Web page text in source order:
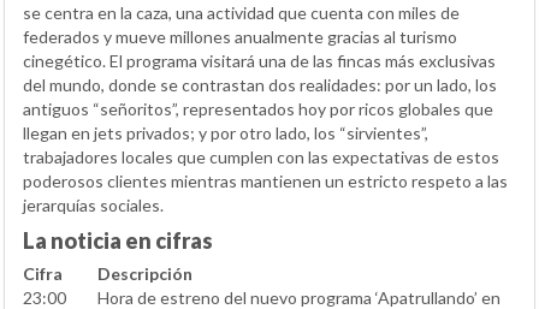
se centra en la caza, una actividad que cuenta con miles de
federados y mueve millones anualmente gracias al turismo
cinegético. El programa visitará una de las fincas más exclusivas
del mundo, donde se contrastan dos realidades: por un lado, los
antiguos “señoritos”, representados hoy por ricos globales que
llegan en jets privados; y por otro lado, los “sirvientes”,
trabajadores locales que cumplen con las expectativas de estos
poderosos clientes mientras mantienen un estricto respeto a las
jerarquías sociales.
La noticia en cifras
Cifra
Descripción
23:00
Hora de estreno del nuevo programa ‘Apatrullando’ en